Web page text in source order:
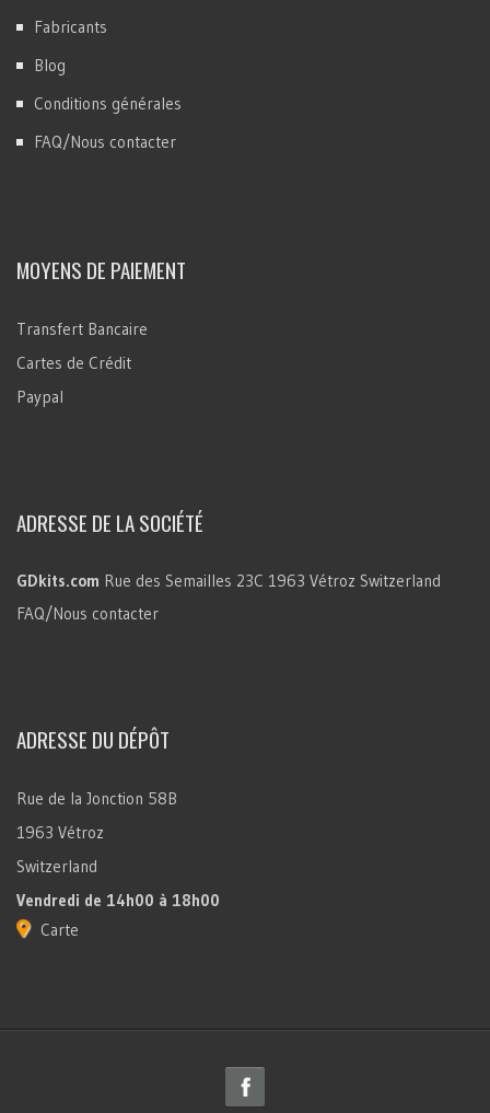
Fabricants
Blog
Conditions générales
FAQ/Nous contacter
MOYENS DE PAIEMENT
Transfert Bancaire
Cartes de Crédit
Paypal
ADRESSE DE LA SOCIÉTÉ
GDkits.com Rue des Semailles 23C 1963 Vétroz Switzerland
FAQ/Nous contacter
ADRESSE DU DÉPÔT
Rue de la Jonction 58B
1963 Vétroz
Switzerland
Vendredi de 14h00 à 18h00
Carte